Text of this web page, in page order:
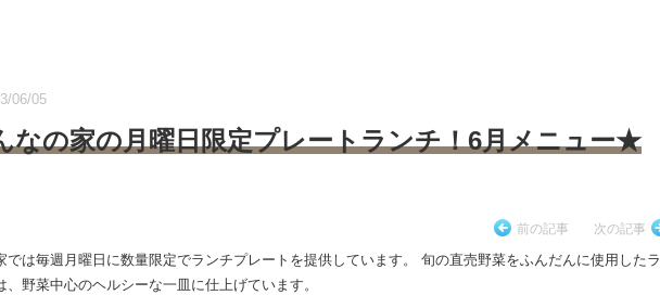
06/05
なの家の月曜日限定プレートランチ！6月メニュー★
前の記事 次の記事
では毎週月曜日に数量限定でランチプレートを提供しています。 旬の直売野菜をふんだんに使用したラ
、野菜中心のヘルシーな一皿に仕上げています。